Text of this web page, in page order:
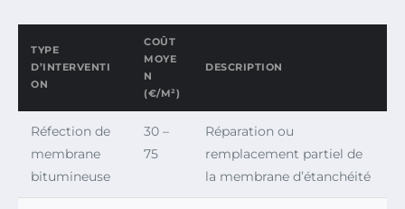
TYPE
D’INTERVENTI
ON
COÛT
MOYE
N
(€/M²)
DESCRIPTION
Réfection de
membrane
bitumineuse
30 –
75
Réparation ou
remplacement partiel de
la membrane d’étanchéité